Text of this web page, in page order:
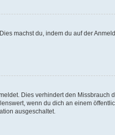
machst du, indem du auf der
Dies verhindert den Missbrauch
wenn du dich an einem
ausgeschaltet.